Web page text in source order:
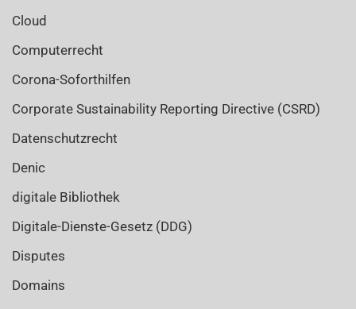
Cloud
Computerrecht
Corona-Soforthilfen
Corporate Sustainability Reporting Directive (CSRD)
Datenschutzrecht
Denic
digitale Bibliothek
Digitale-Dienste-Gesetz (DDG)
Disputes
Domains